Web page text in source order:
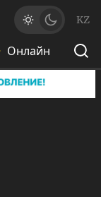
KZ
Онлайн